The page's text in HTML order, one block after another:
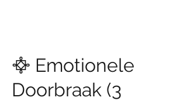
𖣊 Emotionele
Doorbraak (3